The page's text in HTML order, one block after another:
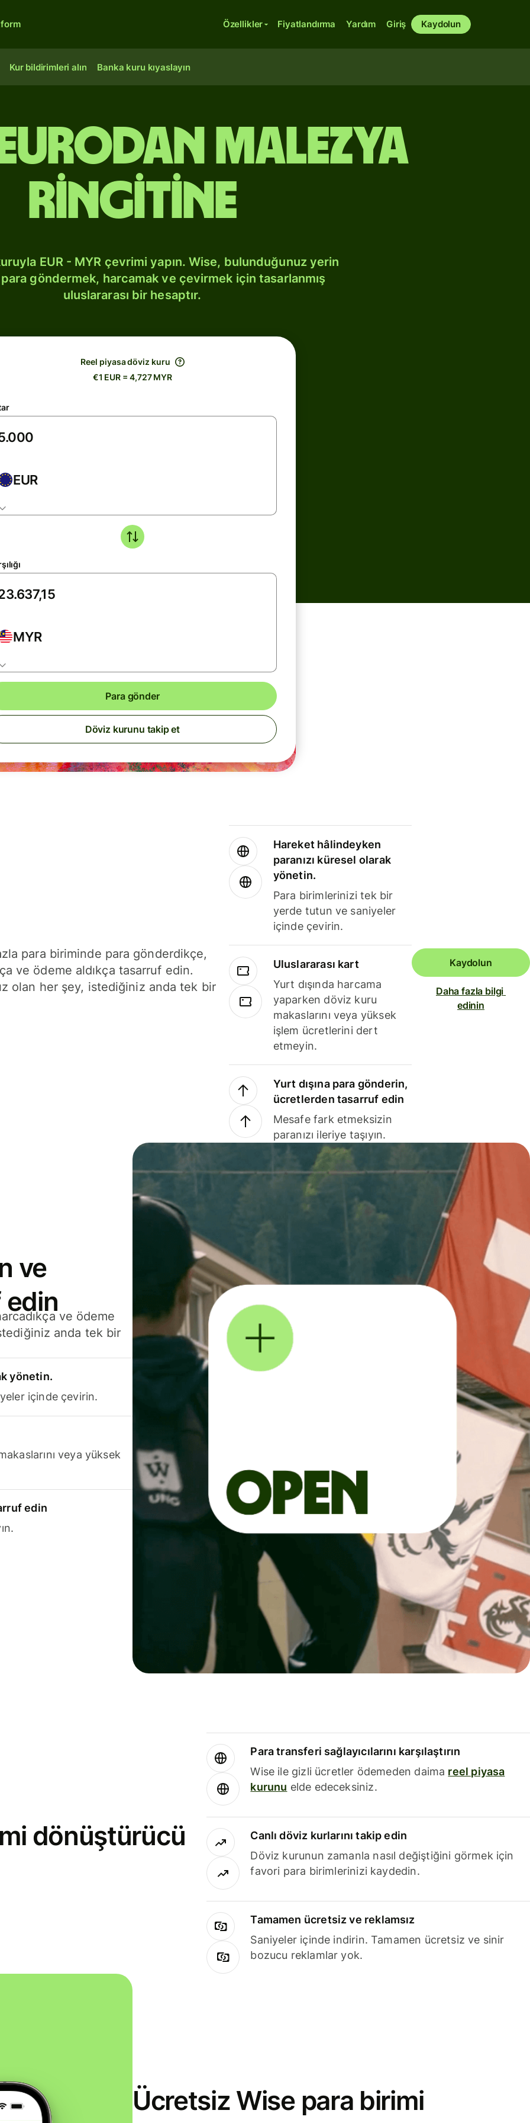
Özellikler Fiyatlandırma Yardım Giriş Kaydolun
Kur bildirimleri alın Banka kuru kıyaslayın
Malezya
ringitine
EUR - MYR çevrimi yapın. Wise, bulunduğunuz yerin
göndermek, harcamak ve çevirmek için tasarlanmış
uluslararası bir hesaptır.
Reel piyasa döviz kuru
€1 EUR = 4,727 MYR
EUR
MYR
Para gönder
Döviz kurunu takip et
para biriminde para gönderdikçe,
ve ödeme aldıkça tasarruf edin.
olan her şey, istediğiniz anda tek bir
Hareket hâlindeyken
paranızı küresel olarak
yönetin.
Para birimlerinizi tek bir
yerde tutun ve saniyeler
içinde çevirin.
Uluslararası kart
Yurt dışında harcama
yaparken döviz kuru
makaslarını veya yüksek
işlem ücretlerini dert
etmeyin.
Yurt dışına para gönderin,
ücretlerden tasarruf edin
Mesafe fark etmeksizin
paranızı ileriye taşıyın.
Kaydolun
Daha fazla bilgi
edinin
ve
edinve ödeme
anda tek bir
yönetin.
içinde çevirin.
veya yüksek
edin
dönüştürücü
Para transferi sağlayıcılarını karşılaştırın
Wise ile gizli ücretler ödemeden daima reel piyasa
kurunu elde edeceksiniz.
Canlı döviz kurlarını takip edin
Döviz kurunun zamanla nasıl değiştiğini görmek için
favori para birimlerinizi kaydedin.
Tamamen ücretsiz ve reklamsız
Saniyeler içinde indirin. Tamamen ücretsiz ve sinir
bozucu reklamlar yok.
Ücretsiz Wise para birimi